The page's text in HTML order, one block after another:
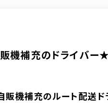
販機補充のドライバ
販機補充のルート配送ド